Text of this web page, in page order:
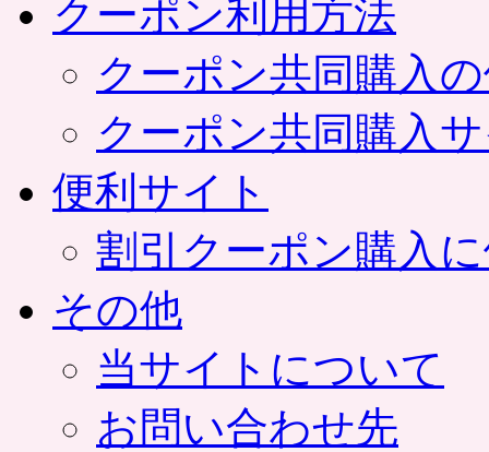
クーポン利用方法
クーポン共同購入
クーポン共同購入
便利サイト
割引クーポン購入
その他
当サイトについて
お問い合わせ先